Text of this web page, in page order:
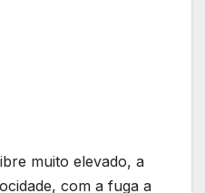
muito elevado, a
com a fuga a